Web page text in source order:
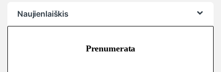
Naujienlaiškis
Prenumerata